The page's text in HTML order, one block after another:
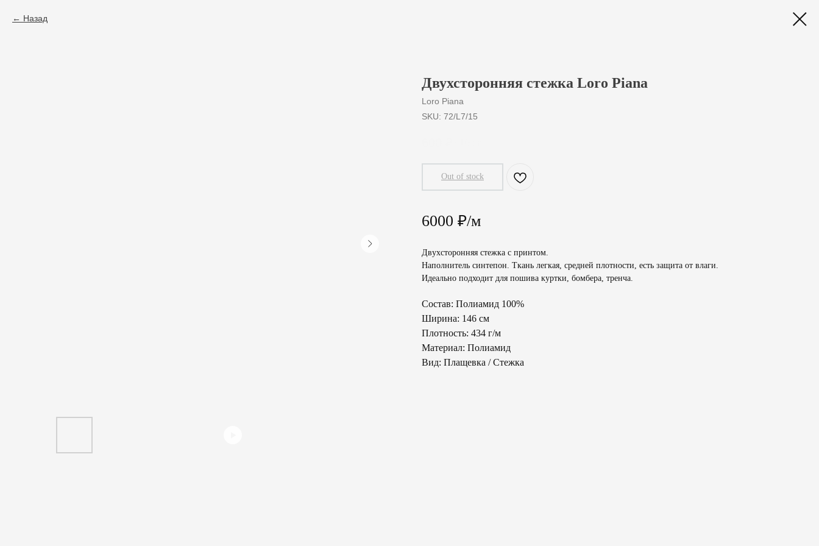
Назад
Двухсторонняя стежка Loro Piana
Loro Piana
SKU: 72/L7/15
Out of stock
6000 ₽/м
Двухсторонняя стежка с принтом.
Наполнитель синтепон. Ткань легкая, средней плотности, есть защита от влаги.
Идеально подходит для пошива куртки, бомбера, тренча.
Состав: Полиамид 100%
Ширина: 146 см
Плотность: 434 г/м
Материал: Полиамид
Вид: Плащевка / Стежка